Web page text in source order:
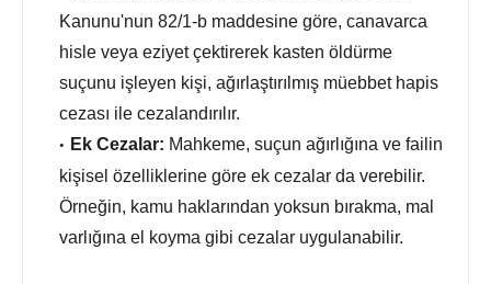
Kanunu'nun 82/1-b maddesine göre, canavarca
hisle veya eziyet çektirerek kasten öldürme
suçunu işleyen kişi, ağırlaştırılmış müebbet hapis
cezası ile cezalandırılır.
Ek Cezalar: Mahkeme, suçun ağırlığına ve failin
kişisel özelliklerine göre ek cezalar da verebilir.
Örneğin, kamu haklarından yoksun bırakma, mal
varlığına el koyma gibi cezalar uygulanabilir.